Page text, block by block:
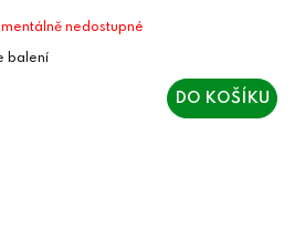
nedostupné
DO KOŠÍKU